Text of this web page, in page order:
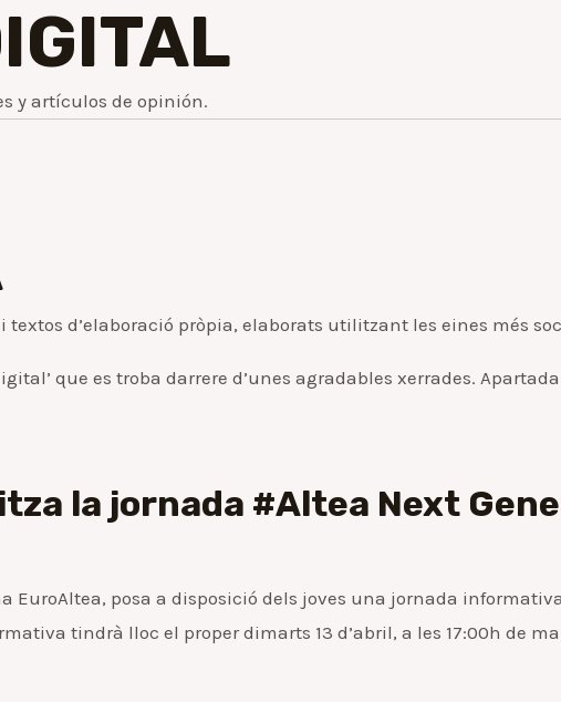
y artículos de opinión.
d’elaboració pròpia, elaborats utilitzant les eines més
que es troba darrere d’unes agradables xerrades.
la jornada #Altea Next
EuroAltea, posa a disposició dels joves una jornada
tindrà lloc el proper dimarts 13 d’abril, a les 17:00h de